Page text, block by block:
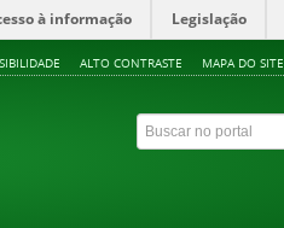
à informação Legislação
ALTO CONTRASTE MAPA DO SITE